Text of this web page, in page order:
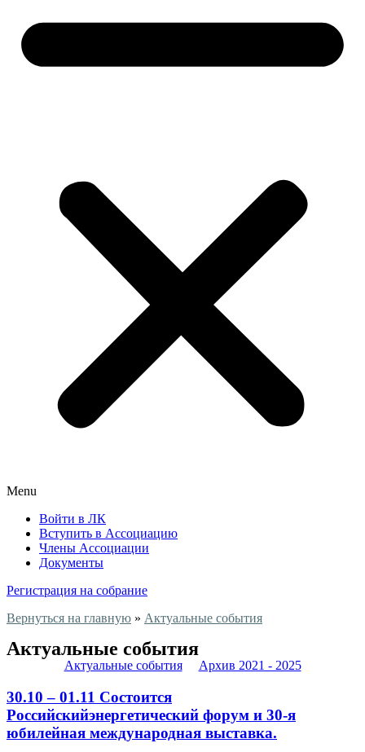
Menu
Войти в ЛК
Вступить в Ассоциацию
Члены Ассоциации
Документы
Регистрация на собрание
Вернуться на главную » Актуальные события
Актуальные события
Актуальные события Архив 2021 - 2025
30.10 – 01.11 Состоится
Российскийэнергетический форум и 30-я
юбилейная международная выставка.